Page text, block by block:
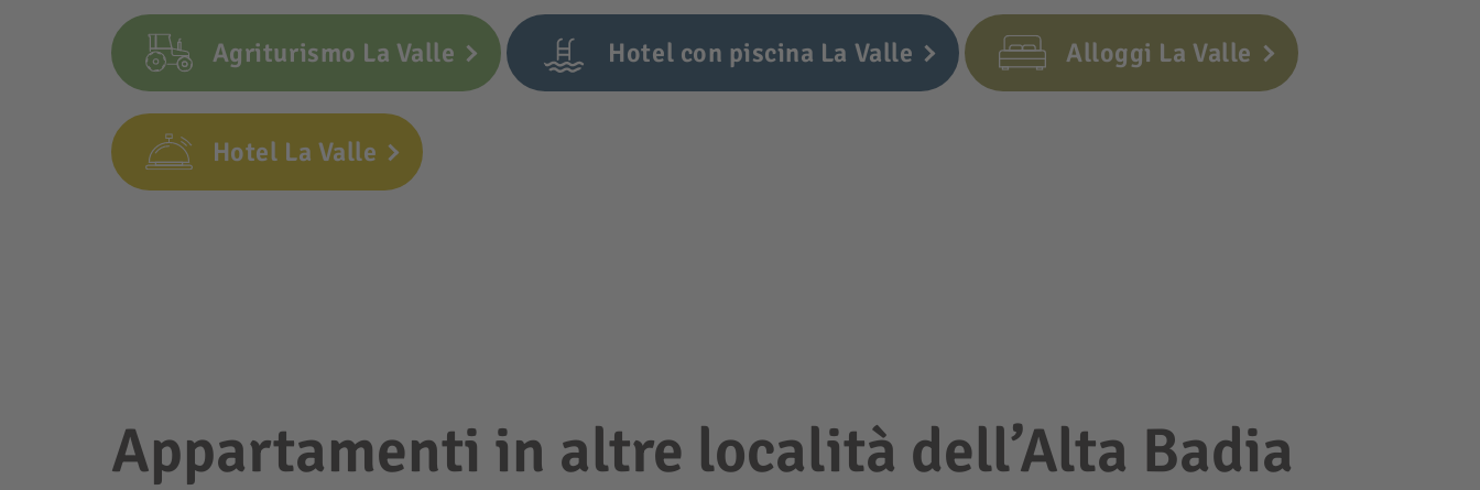
Agriturismo La Valle Hotel con piscina La Valle Alloggi La Valle
Hotel La Valle
Appartamenti in altre località dell’Alta Badia